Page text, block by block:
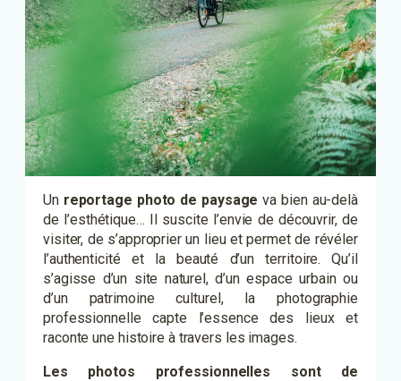
Un reportage photo de paysage va bien au-delà
de l’esthétique… Il suscite l’envie de découvrir, de
visiter, de s’approprier un lieu et permet de révéler
l’authenticité et la beauté d’un territoire. Qu’il
s’agisse d’un site naturel, d’un espace urbain ou
d’un patrimoine culturel, la photographie
professionnelle capte l’essence des lieux et
raconte une histoire à travers les images.
Les photos professionnelles sont de